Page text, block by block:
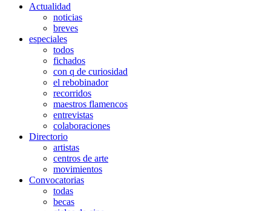
Actualidad
noticias
breves
especiales
todos
fichados
con q de curiosidad
el rebobinador
recorridos
maestros flamencos
entrevistas
colaboraciones
Directorio
artistas
centros de arte
movimientos
Convocatorias
todas
becas